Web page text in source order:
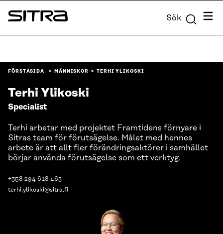
Skip to
content
Sitra Sök Meny
FÖRSTASIDA MÄNNISKOR TERHI YLIKOSKI
Terhi Ylikoski
Specialist
Terhi arbetar med projektet Framtidens förnyare i
Sitras team för förutsägelse. Målet med hennes
arbete är att allt fler förändringsaktörer i samhället
börjar använda förutsägelse som ett verktyg.
+358 294 618 463
terhi.ylikoski@sitra.fi